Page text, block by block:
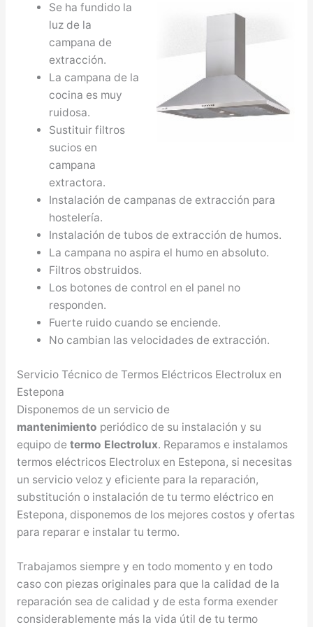
Se ha fundido la
luz de la
campana de
extracción.
La campana de la
cocina es muy
ruidosa.
Sustituir filtros
sucios en
campana
extractora.
Instalación de campanas de extracción para
hostelería.
Instalación de tubos de extracción de humos.
La campana no aspira el humo en absoluto.
Filtros obstruidos.
Los botones de control en el panel no
responden.
Fuerte ruido cuando se enciende.
No cambian las velocidades de extracción.
Servicio Técnico de Termos Eléctricos Electrolux en
Estepona
Disponemos de un servicio de
mantenimiento periódico de su instalación y su
equipo de termo Electrolux. Reparamos e instalamos
termos eléctricos Electrolux en Estepona, si necesitas
un servicio veloz y eficiente para la reparación,
substitución o instalación de tu termo eléctrico en
Estepona, disponemos de los mejores costos y ofertas
para reparar e instalar tu termo.
Trabajamos siempre y en todo momento y en todo
caso con piezas originales para que la calidad de la
reparación sea de calidad y de esta forma exender
considerablemente más la vida útil de tu termo